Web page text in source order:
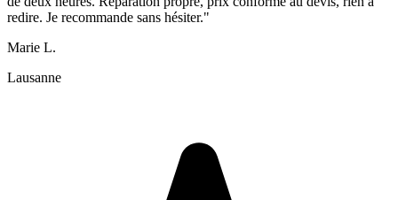
redire. Je recommande sans hésiter."
Marie L.
Lausanne